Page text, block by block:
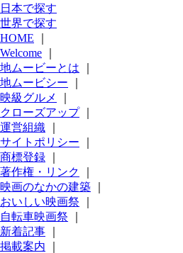
日本で探す
世界で探す
HOME
Welcome
地ムービーとは
地ムービシー
映級グルメ
クローズアップ｜
運営組織
サイトポリシー
商標登録
著作権・リンク
映画のなかの建築
おいしい映画祭
自転車映画祭
新着記事
掲載案内